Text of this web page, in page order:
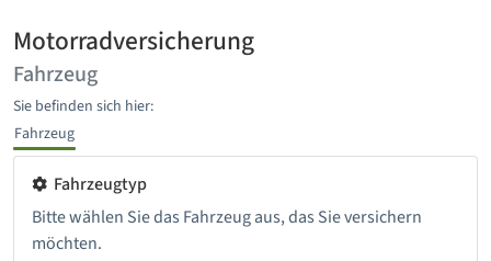
Motorradversicherung
Fahrzeug
Sie befinden sich hier:
Fahrzeug
Fahrzeugtyp
Bitte wählen Sie das Fahrzeug aus, das Sie versichern
möchten.